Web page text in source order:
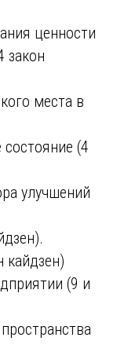
ценности
закон
места в
(4
улучшений
кайдзен)
(9 и